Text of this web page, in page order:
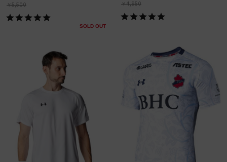
￥5,500
SOLD OUT
￥4,950